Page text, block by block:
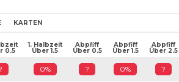
KARTEN
0.5
1. Halbzeit
Über 1.5
Abpfiff
Über 0.5
Abpfiff
Über 1.5
Abpfiff
Über 2.5
0% ? 0% ?